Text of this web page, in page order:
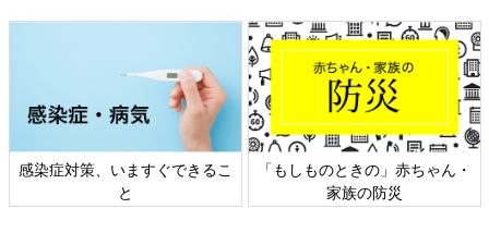
しものときの」赤ちゃん・
家族の防災
日本外来小児科学会リーフレッ
ト検討会
六